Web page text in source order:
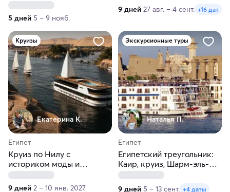
5 дней 5 – 9 нояб.
9 дней 27 авг. – 4 сент. +16 дат
Круизы
Екатерина К.
Египет
Круиз по Нилу с
историком моды и
маэстро
9 дней 2 – 10 янв. 2027
Экскурсионные туры
Наталья П.
Египет
Египетский треугольник:
Каир, круиз, Шарм-эль-
Шейх
9 дней 5 – 13 сент. +4 даты